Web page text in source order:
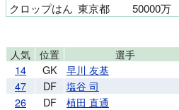
クロップはん 東京都 50000万
人気 位置 選手
14
GK 早川 友基
47
DF 塩谷 司
26
DF 植田 直通